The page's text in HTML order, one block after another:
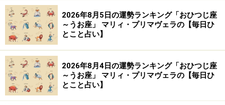
運気はターニングポイントへ
新しい流れに乗っていく
＞【詳しく見る】全体運、社交運、恋愛運などの詳細は
こちら
2026年8月5日の運勢ランキング「おひつじ座
～うお座」 マリィ・プリマヴェラの【毎日ひ
とこと占い】
2026年8月4日の運勢ランキング「おひつじ座
～うお座」 マリィ・プリマヴェラの【毎日ひ
とこと占い】